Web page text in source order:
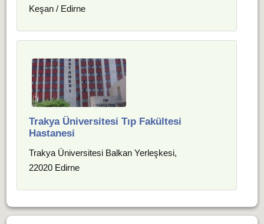
Keşan / Edirne
Trakya Üniversitesi Tıp Fakültesi
Hastanesi
Trakya Üniversitesi Balkan Yerleşkesi,
22020 Edirne